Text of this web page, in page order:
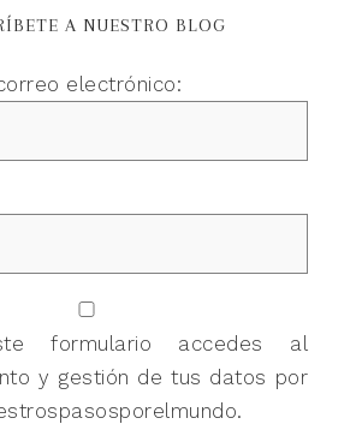
A NUESTRO BLOG
electrónico:
formulario accedes al
y gestión de tus datos por